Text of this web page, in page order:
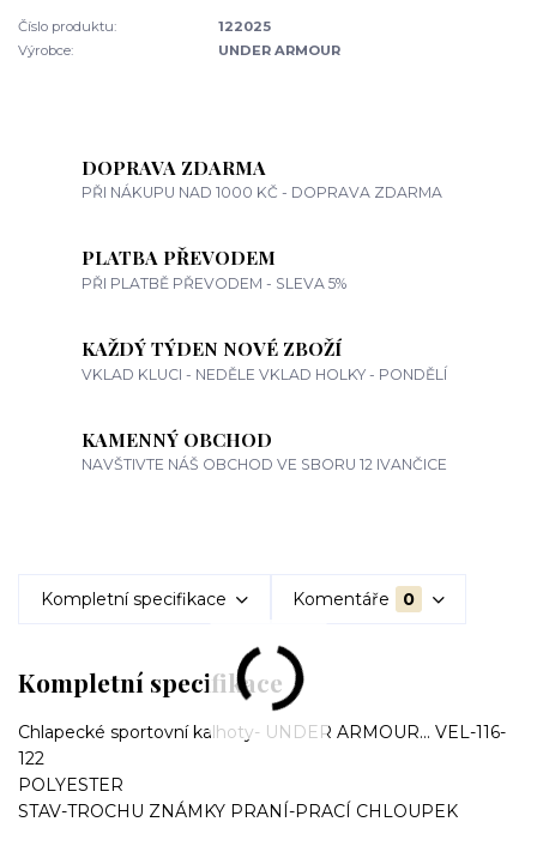
Číslo produktu:
122025
Výrobce:
UNDER ARMOUR
DOPRAVA ZDARMA
PŘI NÁKUPU NAD 1000 KČ - DOPRAVA ZDARMA
PLATBA PŘEVODEM
PŘI PLATBĚ PŘEVODEM - SLEVA 5%
KAŽDÝ TÝDEN NOVÉ ZBOŽÍ
VKLAD KLUCI - NEDĚLE VKLAD HOLKY - PONDĚLÍ
KAMENNÝ OBCHOD
NAVŠTIVTE NÁŠ OBCHOD VE SBORU 12 IVANČICE
Kompletní specifikace Komentáře 0
Kompletní specifikace
Chlapecké sportovní kalhoty- UNDER ARMOUR... VEL-116-
122
POLYESTER
STAV-TROCHU ZNÁMKY PRANÍ-PRACÍ CHLOUPEK